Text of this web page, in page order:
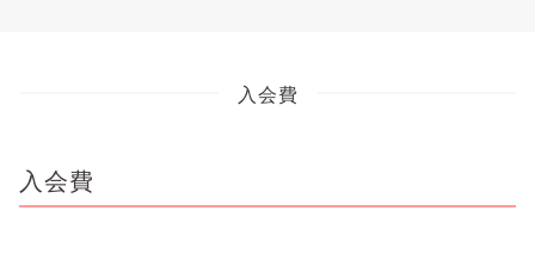
入会費
入会費